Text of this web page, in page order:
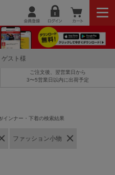
ゲスト様
ご注文後、翌営業日から
3〜5営業日以内に出荷予定
インナー・下着の検索結果
ファッション小物